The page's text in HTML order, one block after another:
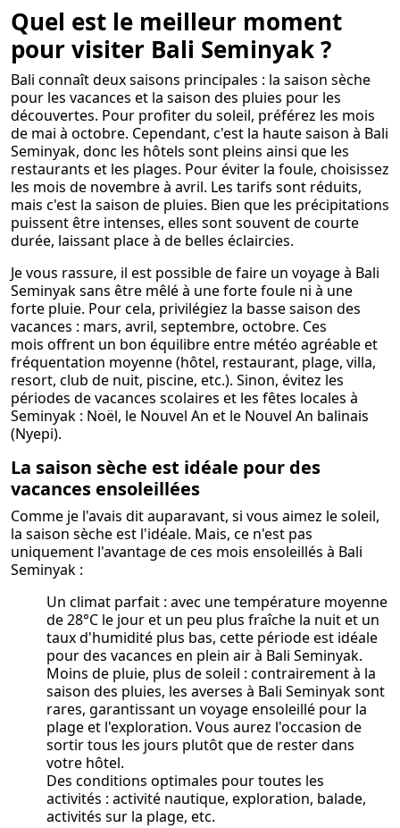
Quel est le meilleur moment
pour visiter Bali Seminyak ?
Bali connaît deux saisons principales : la saison sèche
pour les vacances et la saison des pluies pour les
découvertes. Pour profiter du soleil, préférez les mois
de mai à octobre. Cependant, c'est la haute saison à Bali
Seminyak, donc les hôtels sont pleins ainsi que les
restaurants et les plages. Pour éviter la foule, choisissez
les mois de novembre à avril. Les tarifs sont réduits,
mais c'est la saison de pluies. Bien que les précipitations
puissent être intenses, elles sont souvent de courte
durée, laissant place à de belles éclaircies.
Je vous rassure, il est possible de faire un voyage à Bali
Seminyak sans être mêlé à une forte foule ni à une
forte pluie. Pour cela, privilégiez la basse saison des
vacances : mars, avril, septembre, octobre. Ces
mois offrent un bon équilibre entre météo agréable et
fréquentation moyenne (hôtel, restaurant, plage, villa,
resort, club de nuit, piscine, etc.). Sinon, évitez les
périodes de vacances scolaires et les fêtes locales à
Seminyak : Noël, le Nouvel An et le Nouvel An balinais
(Nyepi).
La saison sèche est idéale pour des
vacances ensoleillées
Comme je l'avais dit auparavant, si vous aimez le soleil,
la saison sèche est l'idéale. Mais, ce n'est pas
uniquement l'avantage de ces mois ensoleillés à Bali
Seminyak :
Un climat parfait : avec une température moyenne
de 28°C le jour et un peu plus fraîche la nuit et un
taux d'humidité plus bas, cette période est idéale
pour des vacances en plein air à Bali Seminyak.
Moins de pluie, plus de soleil : contrairement à la
saison des pluies, les averses à Bali Seminyak sont
rares, garantissant un voyage ensoleillé pour la
plage et l'exploration. Vous aurez l'occasion de
sortir tous les jours plutôt que de rester dans
votre hôtel.
Des conditions optimales pour toutes les
activités : activité nautique, exploration, balade,
activités sur la plage, etc.